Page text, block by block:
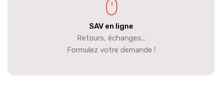
SAV en ligne
Retours, échanges...
Formulez votre demande !